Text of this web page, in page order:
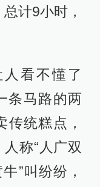
计9小时，
看不懂了
马路的两
传统糕点，
称“人广双
”叫纷纷，